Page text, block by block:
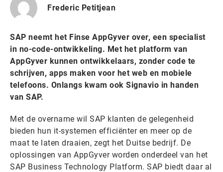
Frederic Petitjean
SAP neemt het Finse AppGyver over, een specialist
in no-code-ontwikkeling. Met het platform van
AppGyver kunnen ontwikkelaars, zonder code te
schrijven, apps maken voor het web en mobiele
telefoons. Onlangs kwam ook Signavio in handen
van SAP.
Met de overname wil SAP klanten de gelegenheid
bieden hun it-systemen efficiënter en meer op de
maat te laten draaien, zegt het Duitse bedrijf. De
oplossingen van AppGyver worden onderdeel van het
SAP Business Technology Platform. SAP biedt daar al